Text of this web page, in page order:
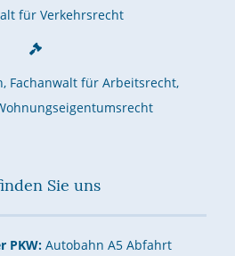
für Verkehrsrecht
Fachanwalt für Arbeitsrecht,
Sie uns
PKW:Autobahn A5 Abfahrt